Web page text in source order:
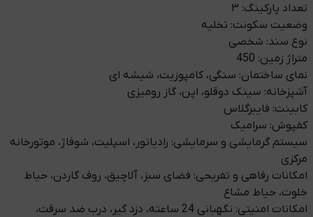
تعداد پارکینگ: ۳
وضعیت سکونت: تخلیه
نوع سند: شخصی
متراژ زمین: 450
نمای ساختمان: سنگی، کامپوزیت، شیشه ای
آشپزخانه: سینک دوقلو، اپن، گاز رومیزی
کابینت: فایبرگلاس
کفپوش: سرامیک
سیستم گرمایشی و سرمایشی: رادیاتور، اسپلیت، شوفاژ، موتورخانه
مرکزی
امکانات رفاهی و تفریحی: فضای سبز، آلاچیق، روف گاردن، حیاط
خلوت، حیاط مشاع
امکانات امنیتی: نگهبانی 24 ساعته، دزد گیر، درب ضد سرقت،